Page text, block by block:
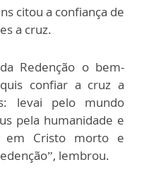
citou a confiança de
a cruz.
Redenção o bem-
confiar a cruz a
levai pelo mundo
pela humanidade e
em Cristo morto e
lembrou.